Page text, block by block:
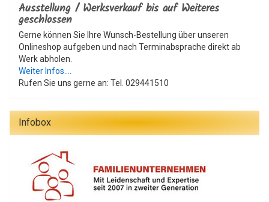
Ausstellung / Werksverkauf bis auf Weiteres
geschlossen
Gerne können Sie Ihre Wunsch-Bestellung über unseren
Onlineshop aufgeben und nach Terminabsprache direkt ab
Werk abholen.
Weiter Infos....
Rufen Sie uns gerne an: Tel. 029441510
Infobox